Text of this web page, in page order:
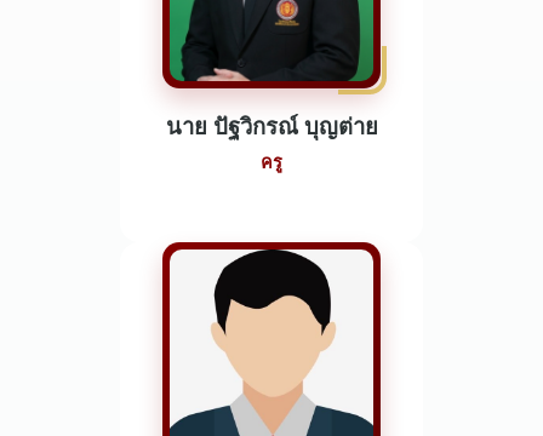
นาย ปัฐวิกรณ์ บุญต่าย
ครู